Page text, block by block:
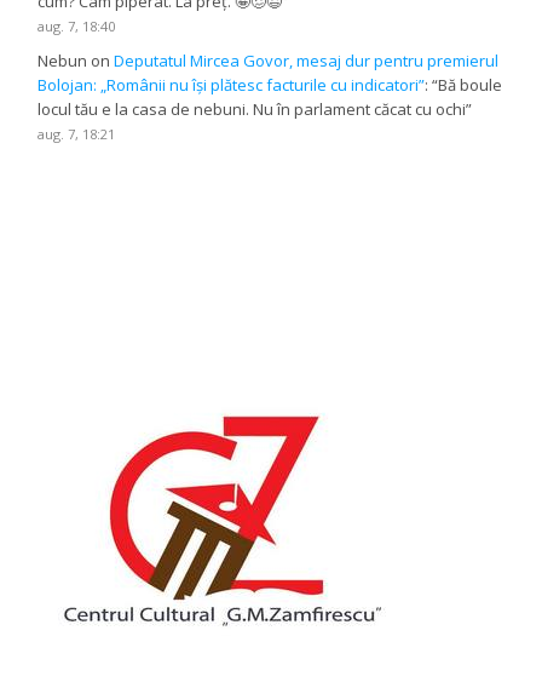
aug. 7, 18:40
Nebun onDeputatul Mircea Govor, mesaj dur pentru premierul
Bolojan: „Românii nu își plătesc facturile cu indicatori”: “Bă boule
locul tău e la casa de nebuni. Nu în parlament căcat cu ochi”
aug. 7, 18:21